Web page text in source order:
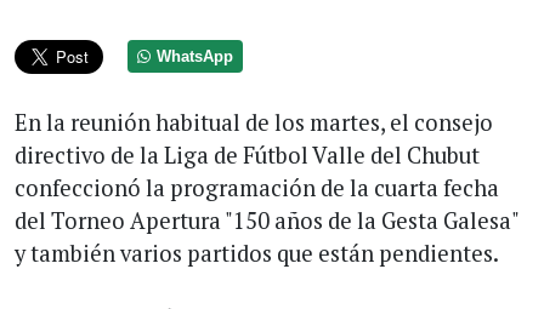
WhatsApp
En la reunión habitual de los martes, el consejo
directivo de la Liga de Fútbol Valle del Chubut
confeccionó la programación de la cuarta fecha
del Torneo Apertura "150 años de la Gesta Galesa"
y también varios partidos que están pendientes.